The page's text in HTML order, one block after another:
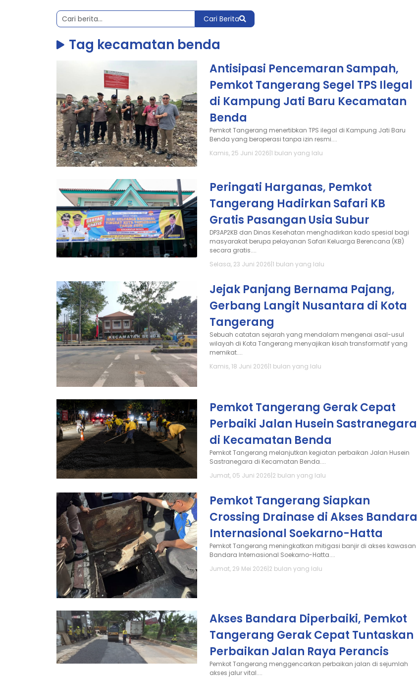
Cari Berita
Tag kecamatan benda
Antisipasi Pencemaran Sampah,
Pemkot Tangerang Segel TPS Ilegal
di Kampung Jati Baru Kecamatan
Benda
Pemkot Tangerang menertibkan TPS ilegal di Kampung Jati Baru
Benda yang beroperasi tanpa izin resmi....
Kamis, 25 Juni 2026 1 bulan yang lalu
Peringati Harganas, Pemkot
Tangerang Hadirkan Safari KB
Gratis Pasangan Usia Subur
DP3AP2KB dan Dinas Kesehatan menghadirkan kado spesial bagi
masyarakat berupa pelayanan Safari Keluarga Berencana (KB)
secara gratis....
Selasa, 23 Juni 2026|1 bulan yang lalu
Jejak Panjang Bernama Pajang,
Gerbang Langit Nusantara di Kota
Tangerang
Sebuah catatan sejarah yang mendalam mengenai asal-usul
wilayah di Kota Tangerang menyajikan kisah transformatif yang
memikat....
Kamis, 18 Juni 2026|1 bulan yang lalu
Pemkot Tangerang Gerak Cepat
Perbaiki Jalan Husein Sastranegara
di Kecamatan Benda
Pemkot Tangerang melanjutkan kegiatan perbaikan Jalan Husein
Sastranegara di Kecamatan Benda....
Jumat, 05 Juni 2026|2 bulan yang lalu
Pemkot Tangerang Siapkan
Crossing Drainase di Akses Bandara
Internasional Soekarno-Hatta
Pemkot Tangerang meningkatkan mitigasi banjir di akses kawasan
Bandara Internasional Soekarno-Hatta....
Jumat, 29 Mei 2026|2 bulan yang lalu
Akses Bandara Diperbaiki, Pemkot
Tangerang Gerak Cepat Tuntaskan
Perbaikan Jalan Raya Perancis
Pemkot Tangerang menggencarkan perbaikan jalan di sejumlah
akses jalur vital....